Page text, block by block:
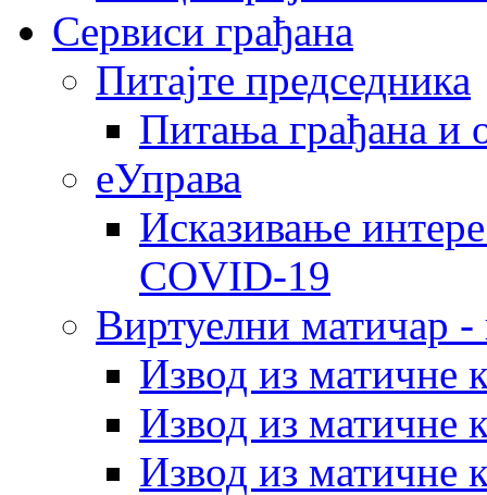
Сервиси грађана
Питајте председника
Питања грађана и
еУправа
Исказивање
COVID-19
Виртуелни матичар -
Извод из матичне
Извод из матичне
Извод из матичне